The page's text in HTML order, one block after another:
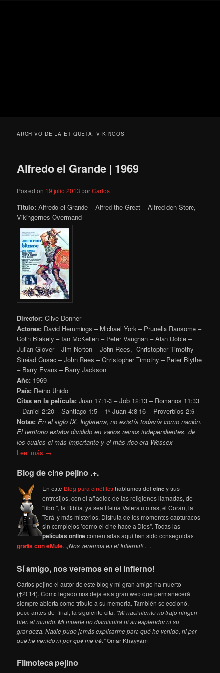
ARCHIVO DE LA ETIQUETA:VIKINGOS
Alfredo el Grande | 1969
Posted on 19 julio 2013 porCarlos
Título:Alfredo el Grande – Alfred the Great – Alfred den Store,
Vikingernes Overmand
Director: Clive Donner
Actores: David Hemmings – Michael York – Prunella Ransome –
Colin Blakely – Ian McKellen – Peter Vaughan – Alan Dobie –
Julian Glover – Jim Norton – John Rees, -Christopher Timothy –
Sinéad Cusac – John Rees – Christopher Timothy – Peter Blythe
– Barry Evans – Barry Jackson
Año: 1969
País: Reino Unido
Citas en la película: Juan 17:1-3 – Job 12:13 – Romanos 11:33
– Daniel 2:20 – Santiago 1:5 – 1ª Juan 4:8-16 – Proverbios 2:6
Notas: En el siglo IX, Inglaterra, no existía todavía como nación.
El territorio estaba dividido en varios reinos independientes, de
los cuales el más importante y el más rico era Wessex
Leer más →
Blog de cine pejino .+.
En este Blog para cinéfiloshablamos delciney sus
entresijos, con el añadido de las religiones llamadas, del
"libro", la Biblia, ya sea Reina Valera u otras, el Corán, la
Torá, y más misterios. Disfruta de los momentos capturados
sin complejos "como el cine hace a Dios". Todas las
películas onlinecomentadas aquí han sido conseguidas
gratis con eMule...¡Nos veremos en el Infierno!! .+.
Sí amigo, nos veremos en el Infierno!
Carlos pejino el autor de este blog y mi gran amigo ha muerto
(†2014). Como legado nos deja esta gran web que permanecerá
siempre abierta como tributo a su memoria. También seleccionó,
poco antes del final, la siguiente cita: "Mi nacimiento no trajo ningún
bien al mundo. Mi muerte no disminuirá ni su esplendor ni su
grandeza. Nadie pudo jamás explicarme para qué he venido, ni por
qué he venido ni por qué me iré."Omar Khayyám
Filmoteca pejino